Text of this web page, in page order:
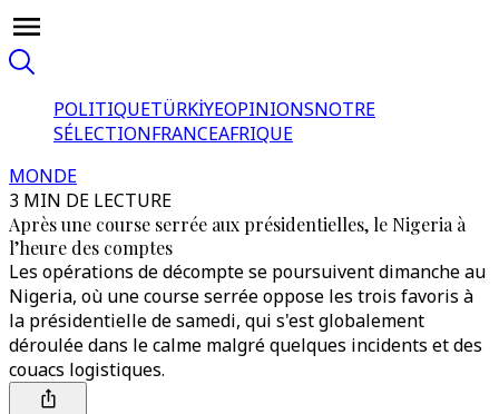
POLITIQUETÜRKİYEOPINIONSNOTRE
SÉLECTIONFRANCEAFRIQUE
MONDE
3 MIN DE LECTURE
Après une course serrée aux présidentielles, le Nigeria à
l’heure des comptes
Les opérations de décompte se poursuivent dimanche au
Nigeria, où une course serrée oppose les trois favoris à
la présidentielle de samedi, qui s'est globalement
déroulée dans le calme malgré quelques incidents et des
couacs logistiques.